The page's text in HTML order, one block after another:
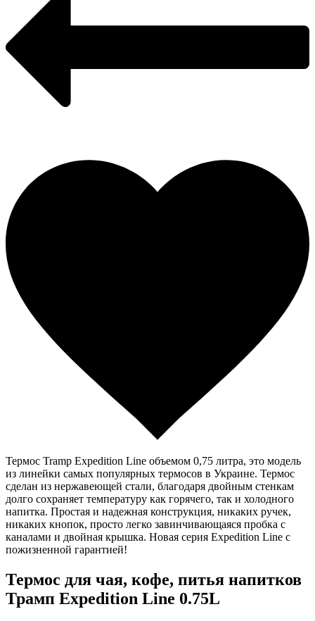
Термос Tramp Expedition Line объемом 0,75 литра, это модель
из линейки самых популярных термосов в Украине. Термос
сделан из нержавеющей стали, благодаря двойным стенкам
долго сохраняет температуру как горячего, так и холодного
напитка. Простая и надежная конструкция, никаких ручек,
никаких кнопок, просто легко завинчивающаяся пробка с
каналами и двойная крышка. Новая серия Expedition Line с
пожизненной гарантией!
Термос для чая, кофе, питья напитков
Трамп Expedition Line 0.75L